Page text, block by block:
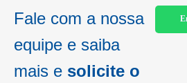
Fale com a nossa
equipe e saiba
mais e solicite o